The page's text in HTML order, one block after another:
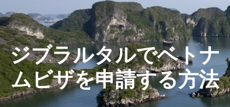
ジブラルタルでベトナ
ムビザを申請する方法